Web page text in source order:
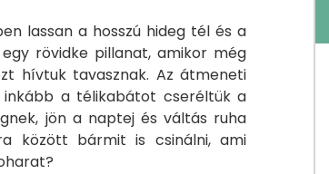
lassan a hosszú hideg tél és a
rövidke pillanat, amikor még
hívtuk tavasznak. Az átmeneti
inkább a télikabátot cseréltük a
jön a naptej és váltás ruha
között bármit is csinálni, ami